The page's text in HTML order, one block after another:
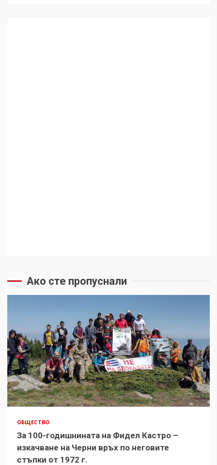
Ако сте пропуснали
ОБЩЕСТВО
За 100-годишнината на Фидел Кастро –
изкачване на Черни връх по неговите
стъпки от 1972 г.